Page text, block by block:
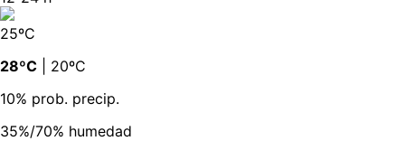
25ºC
28ºC | 20ºC
10% prob. precip.
35%/70% humedad